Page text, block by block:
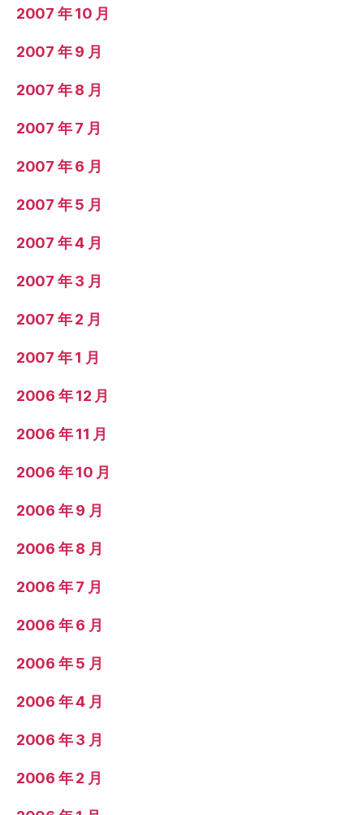
2007 年 10 月
2007 年 9 月
2007 年 8 月
2007 年 7 月
2007 年 6 月
2007 年 5 月
2007 年 4 月
2007 年 3 月
2007 年 2 月
2007 年 1 月
2006 年 12 月
2006 年 11 月
2006 年 10 月
2006 年 9 月
2006 年 8 月
2006 年 7 月
2006 年 6 月
2006 年 5 月
2006 年 4 月
2006 年 3 月
2006 年 2 月